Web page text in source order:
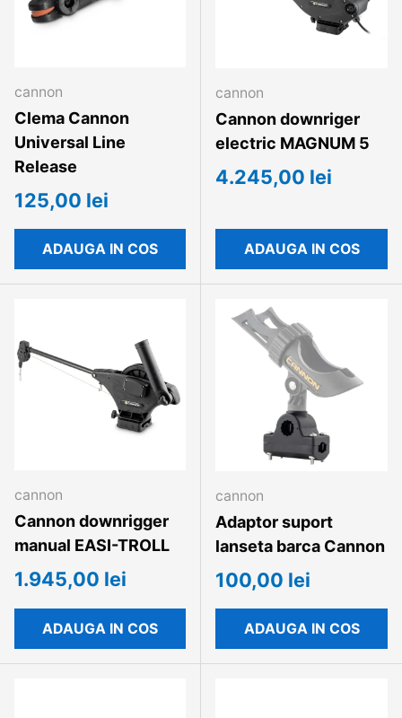
cannon
Clema Cannon
Universal Line
Release
125,00 lei
ADAUGA IN COS
cannon
Cannon downriger
electric MAGNUM 5
4.245,00 lei
ADAUGA IN COS
cannon
Cannon downrigger
manual EASI-TROLL
1.945,00 lei
ADAUGA IN COS
cannon
Adaptor suport
lanseta barca Cannon
100,00 lei
ADAUGA IN COS